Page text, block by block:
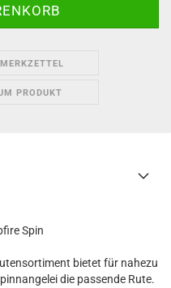
PRODUKT
Spin
bietet für nahezu
die passende Rute.